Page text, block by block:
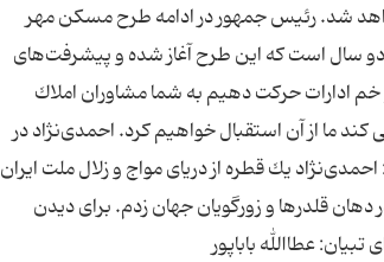
شد. رئیس جمهور در ادامه طرح مسكن مهر
سال است كه این طرح آغاز شده و پیشرفت‌های
ادارات حركت دهیم به شما مشاوران املاك
كند ما از آن استقبال خواهیم كرد. احمدی‌نژاد در
یك قطره از دریای مواج و زلال ملت ایران
قلدرها و زورگویان جهان زدم. برای دیدن
عطاالله باباپور